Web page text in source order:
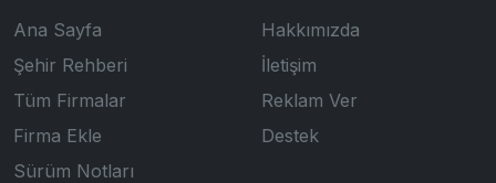
Ana Sayfa
Şehir Rehberi
Tüm Firmalar
Firma Ekle
Sürüm Notları
Hakkımızda
İletişim
Reklam Ver
Destek